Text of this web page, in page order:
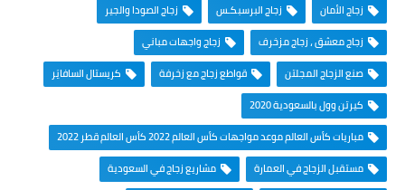
زجاج الأمان
زجاج البرسبكـس
زجاج الصودا والجير
زجاج معشق ، زجاج مزخرف
زجاج واجهات مباني
صنع الزجاج المجلتن
قواطع زجاج مع زخرفة
كريستال السافايَر
كيرتن وول بالسعودية 2020
مباريات كأس العالم موعد مواجهات كأس العالم 2022 كأس العالم قطر 2022
مستقبل الزجاج في العمارة
مشاريع زجاج في السعودية